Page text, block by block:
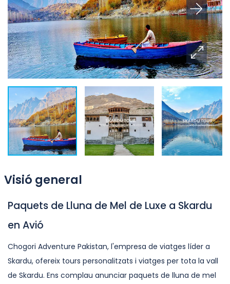
Visió general
Paquets de Lluna de Mel de Luxe a Skardu
en Avió
Chogori Adventure Pakistan, l'empresa de viatges líder a
Skardu, ofereix tours personalitzats i viatges per tota la vall
de Skardu. Ens complau anunciar paquets de lluna de mel